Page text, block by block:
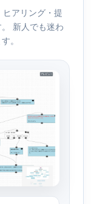
アリング・提
新人でも迷わ
。